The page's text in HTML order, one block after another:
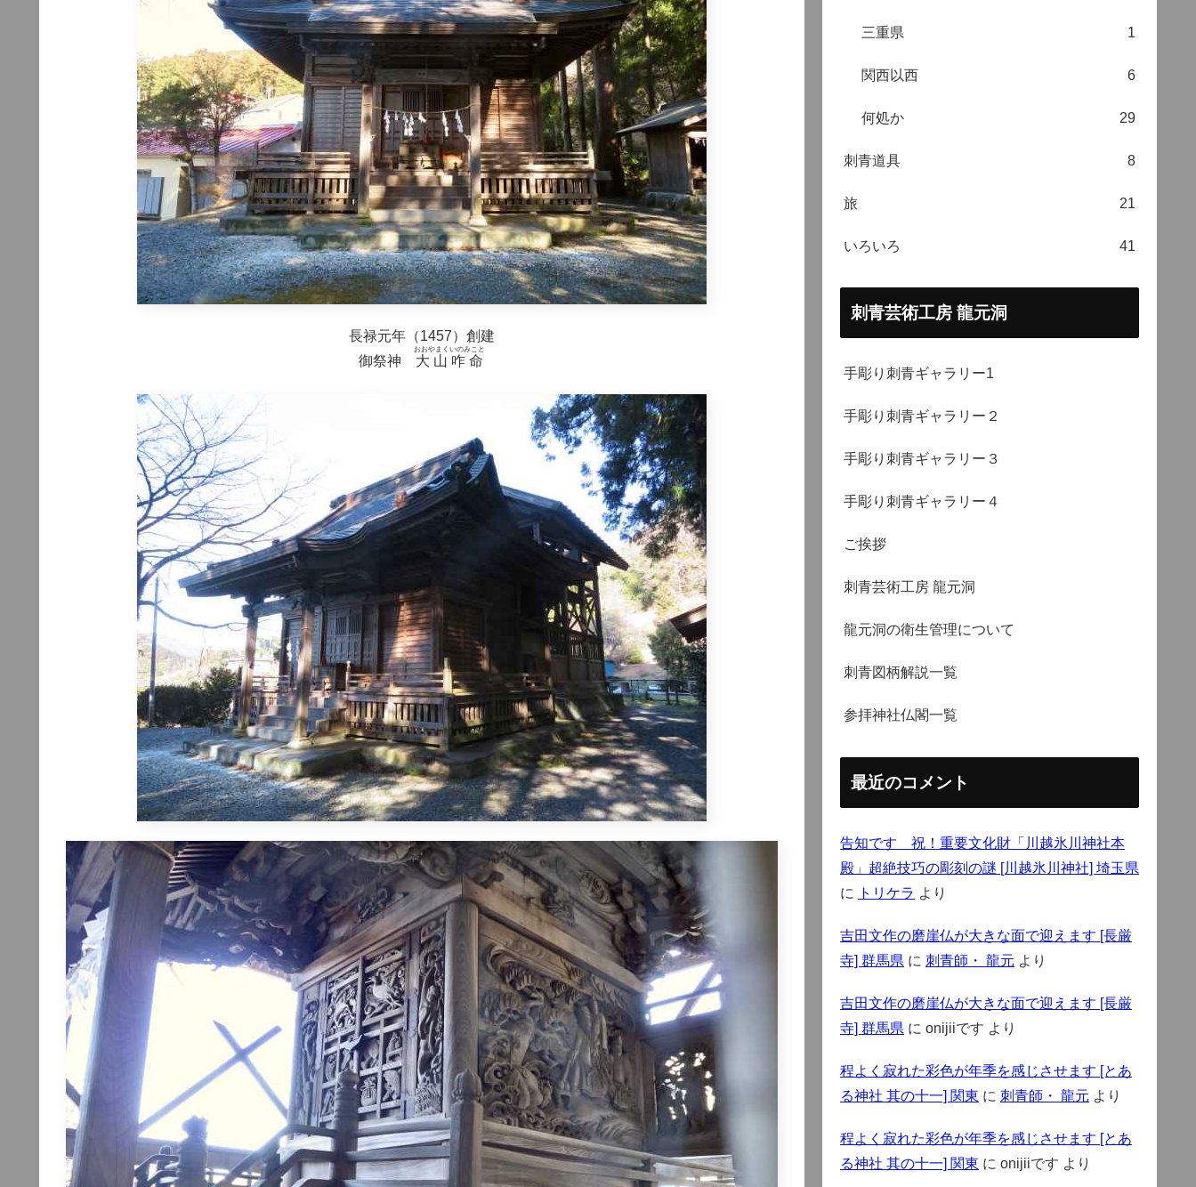
長禄元年（1457）創建
御祭神 大山咋命
おおやまくいのみこと
三重県 1
関西以西 6
何処か 29
刺青道具 8
旅 21
いろいろ 41
刺青芸術工房 龍元洞
手彫り刺青ギャラリー1
手彫り刺青ギャラリー２
手彫り刺青ギャラリー３
手彫り刺青ギャラリー４
ご挨拶
刺青芸術工房 龍元洞
龍元洞の衛生管理について
刺青図柄解説一覧
参拝神社仏閣一覧
最近のコメント
告知です 祝！重要文化財「川越氷川神社本
殿」超絶技巧の彫刻の謎 [川越氷川神社] 埼玉県
に
トリケラ より
吉田文作の磨崖仏が大きな面で迎えます [長厳
寺] 群馬県 に 刺青師・ 龍元 より
吉田文作の磨崖仏が大きな面で迎えます [長厳
寺] 群馬県 に onijiiです より
程よく寂れた彩色が年季を感じさせます [とあ
る神社 其の十一] 関東 に 刺青師・ 龍元 より
程よく寂れた彩色が年季を感じさせます [とあ
る神社 其の十一] 関東 に onijiiです より